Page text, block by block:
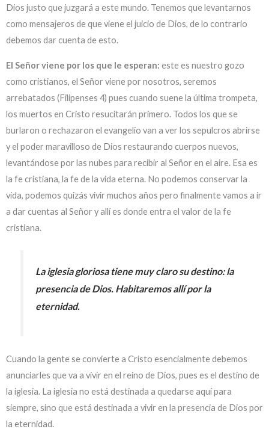
Dios justo que juzgará a este mundo. Tenemos que levantarnos
como mensajeros de que viene el juicio de Dios, de lo contrario
debemos dar cuenta de esto.
El Señor viene por los que le esperan: este es nuestro gozo
como cristianos, el Señor viene por nosotros, seremos
arrebatados (Filipenses 4) pues cuando suene la última trompeta,
los muertos en Cristo resucitarán primero. Todos los que se
burlaron o rechazaron el evangelio van a ver los sepulcros abrirse
y el poder maravilloso de Dios restaurando cuerpos nuevos,
levantándose por las nubes para recibir al Señor en el aire. Esa es
la fe cristiana, la fe de la vida eterna. No podemos conservar la
vida, podemos quizás vivir muchos años pero finalmente vamos a ir
a dar cuentas al Señor y allí es donde entra el valor de la fe
cristiana.
La iglesia gloriosa tiene muy claro su destino: la
presencia de Dios. Habitaremos allí por la
eternidad.
Cuando la gente se convierte a Cristo esencialmente debemos
anunciarles que va a vivir en el reino de Dios, pues es el destino de
la iglesia. La iglesia no está destinada a quedarse aquí para
siempre, sino que está destinada a vivir en la presencia de Dios por
la eternidad.